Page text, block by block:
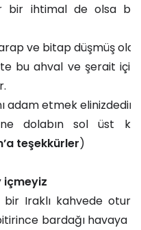
bir ihtimal de olsa
ve bitap düşmüş
bu ahval ve şerait
adam etmek elinizdedir.
dolabın sol üst
teşekkürler)
içmeyiz
bir Iraklı kahvede
bardağı havaya